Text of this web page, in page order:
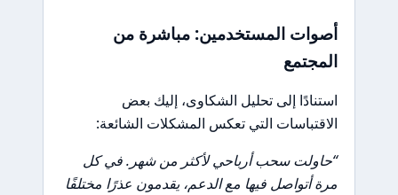
أصوات المستخدمين: مباشرة من
المجتمع
استنادًا إلى تحليل الشكاوى، إليك بعض
الاقتباسات التي تعكس المشكلات الشائعة:
“حاولت سحب أرباحي لأكثر من شهر. في كل
مرة أتواصل فيها مع الدعم، يقدمون عذرًا مختلفًا